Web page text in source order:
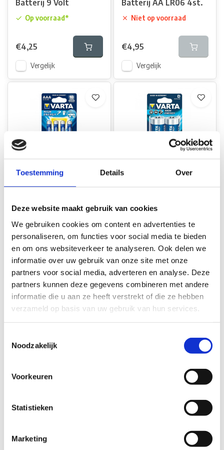
Toestemming Details Over
Deze website maakt gebruik van cookies
We gebruiken cookies om content en advertenties te
personaliseren, om functies voor social media te bieden
en om ons websiteverkeer te analyseren. Ook delen we
informatie over uw gebruik van onze site met onze
partners voor social media, adverteren en analyse. Deze
partners kunnen deze gegevens combineren met andere
informatie die u aan ze heeft verstrekt of die ze hebben
verzameld op basis van uw gebruik van hun services.
Noodzakelijk
Voorkeuren
Statistieken
Marketing
Batterij 9 Volt
Op voorraad*
€4,25
Vergelijk
Batterij AA LR06 4st.
Niet op voorraad
€4,95
Vergelijk
Varta Varta High
Niet op voorraad
€4,90
Varta Varta High
€6,50
1
Binnende elektra installatie
van een camper of caravan
batterijen voor afstandsbedieningen, rookmelders, sensoren,
klokken en andere elektronische accessoires. Een goed
betrouwbaar te laten functioneren tijdens reizen en verblijf op
de camping.